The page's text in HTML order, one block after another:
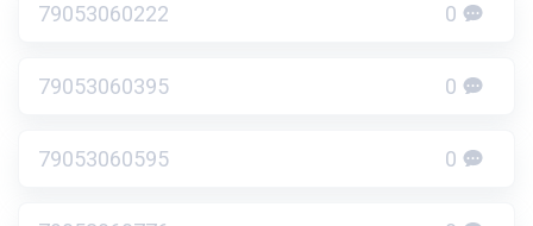
79053060222 0
79053060395 0
79053060595 0